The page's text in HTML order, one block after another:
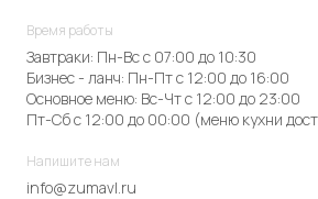
Время работы
Завтраки: Пн-Вс с 07:00 до 10:30
Бизнес - ланч: Пн-Пт с 12:00 до 16:00
Основное меню: Вс-Чт с 12:00 до 23:00
Пт-Сб с 12:00 до 00:00 (меню кухни
Напишите нам
info@zumavl.ru